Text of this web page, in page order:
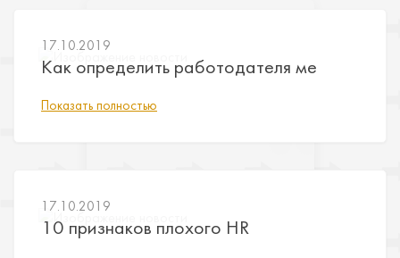
17.10.2019
Как определить работодателя ме
Показать полностью
17.10.2019
10 признаков плохого HR